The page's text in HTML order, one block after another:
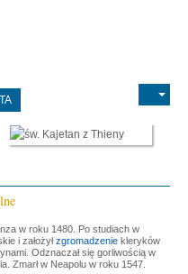
w roku 1480. Po studiach w
i założyłzgromadzenie kleryków
Odznaczał się gorliwością w
Zmarł w Neapolu w roku 1547.